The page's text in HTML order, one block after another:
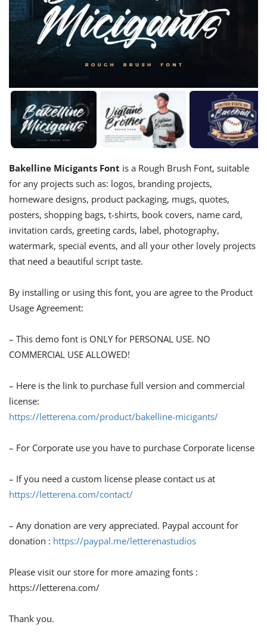
Bakelline Micigants Font is a Rough Brush Font, suitable
for any projects such as: logos, branding projects,
homeware designs, product packaging, mugs, quotes,
posters, shopping bags, t-shirts, book covers, name card,
invitation cards, greeting cards, label, photography,
watermark, special events, and all your other lovely projects
that need a beautiful script taste.
By installing or using this font, you are agree to the Product
Usage Agreement:
– This demo font is ONLY for PERSONAL USE. NO
COMMERCIAL USE ALLOWED!
– Here is the link to purchase full version and commercial
license:
https://letterena.com/product/bakelline-micigants/
– For Corporate use you have to purchase Corporate license
– If you need a custom license please contact us at
https://letterena.com/contact/
– Any donation are very appreciated. Paypal account for
donation : https://paypal.me/letterenastudios
Please visit our store for more amazing fonts :
https://letterena.com/
Thank you.